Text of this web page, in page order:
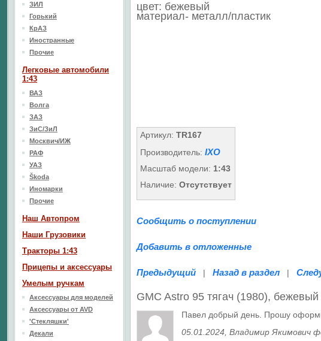
цвет: бежевый
материал- металл/пластик
Артикул: TR167
Производитель: IXO
Масштаб модели: 1:43
Наличие: Отсутствует
Сообщить о поступлении
Добавить в отложенные
Предыдущий | Назад в раздел |
GMC Astro 95 тягач (1980),
Павел добрый день. Прошу
05.01.2024 , Владимир Якимович
ЗИЛ
Горький
КрАЗ
Иностранные
Прочие
Легковые автомобили
1:43
ВАЗ
Волга
ЗАЗ
ЗиС/ЗиЛ
Москвич/ИЖ
РАФ
УАЗ
Škoda
Иномарки
Прочие
Наш Aвтопром
Наши Грузовики
Тракторы 1:43
Прицепы и аксессуары
Умелым ручкам
Аксессуары для моделей
Аксессуары от AVD
'Стекляшки'
Декали